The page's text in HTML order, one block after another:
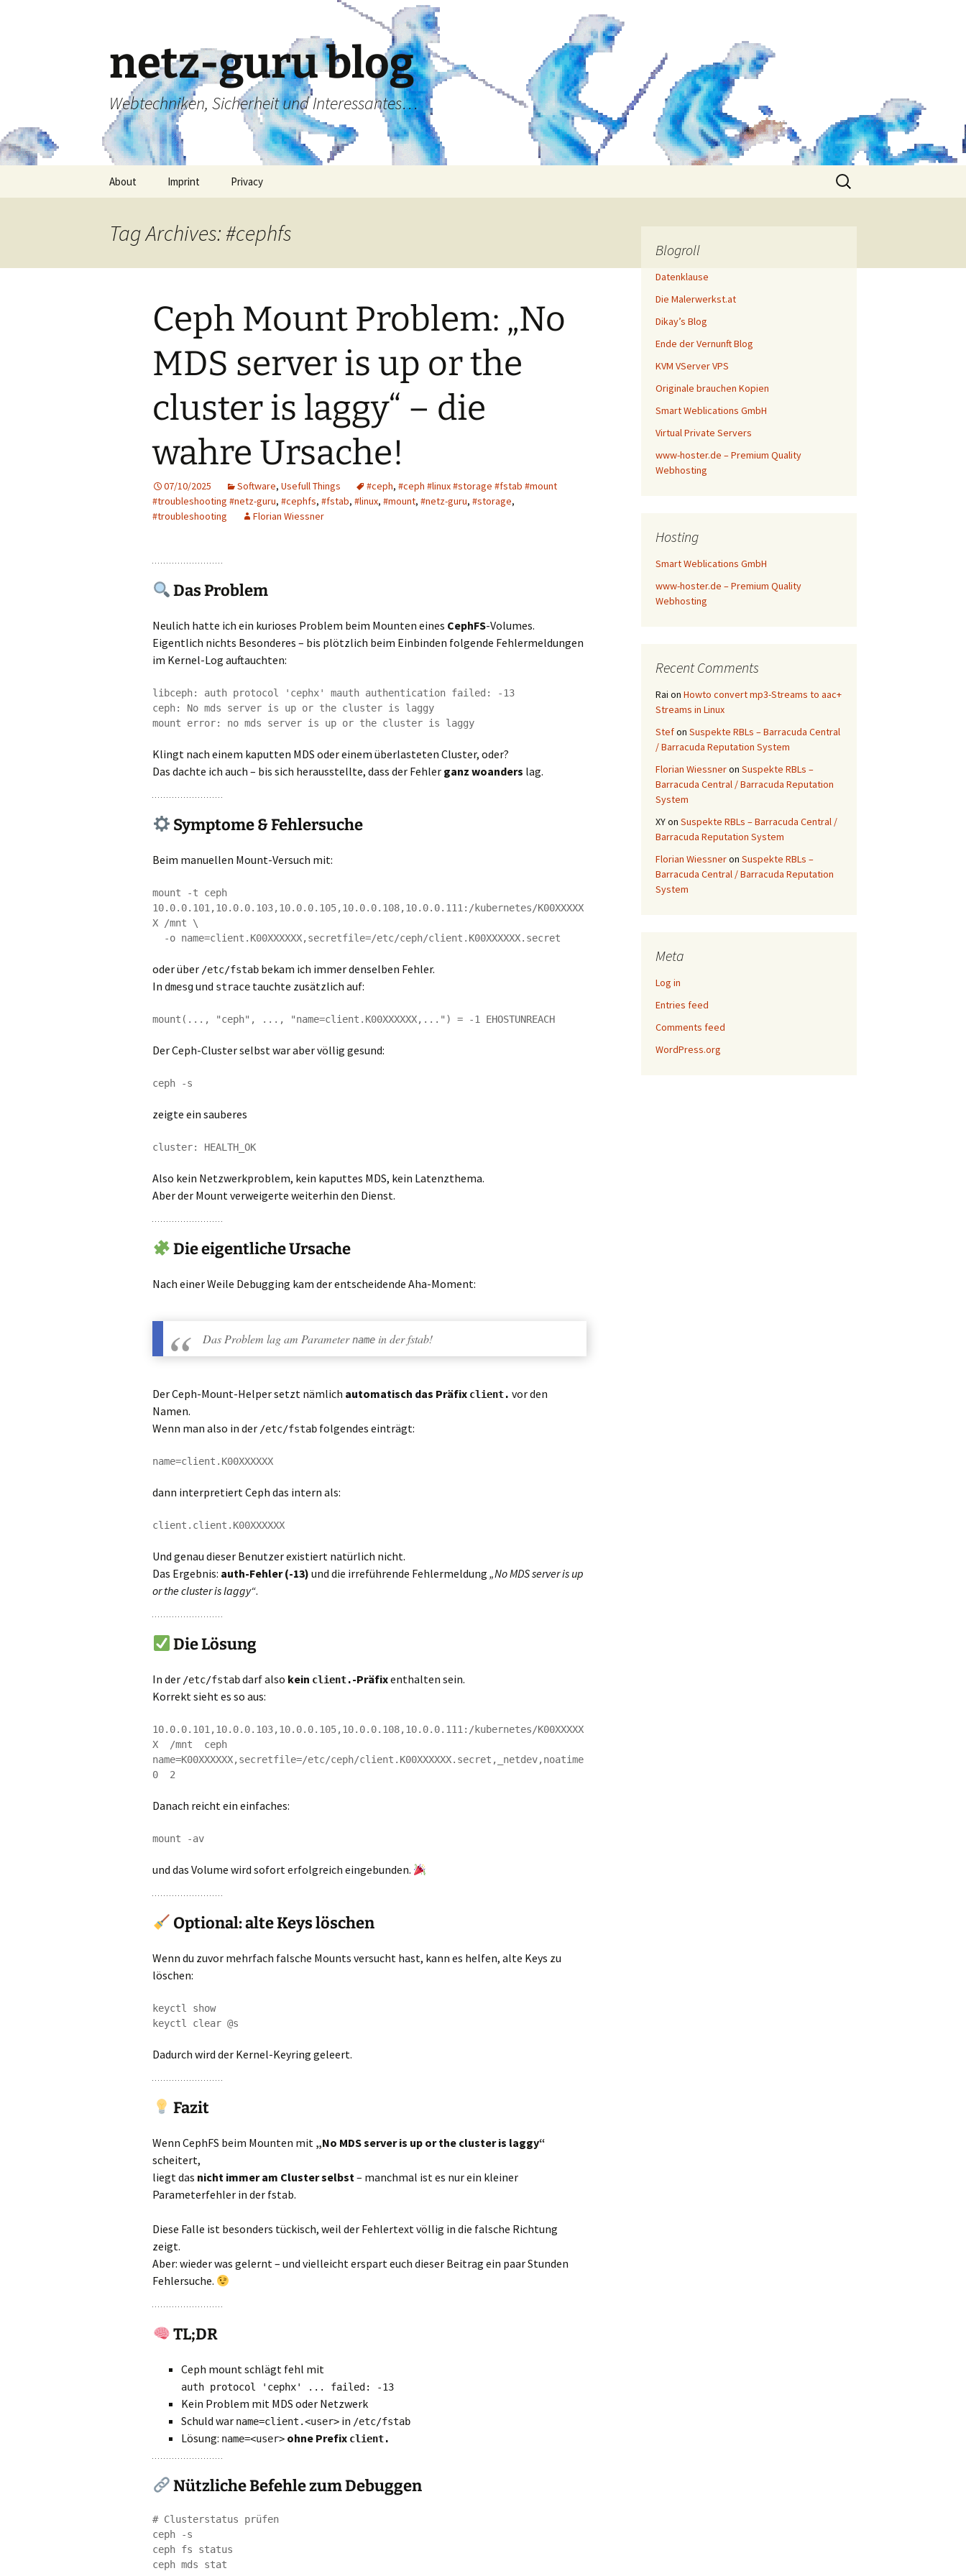
netz-guru blog
Webtechniken, Sicherheit und Interessantes…
About Imprint Privacy
Search
for:
Tag Archives: #cephfs
Ceph Mount Problem: „No
MDS server is up or the
cluster is laggy“ – die
wahre Ursache!
07/10/2025 Software, Usefull Things #ceph, #ceph #linux #storage #fstab #mount
#troubleshooting #netz-guru, #cephfs, #fstab, #linux, #mount, #netz-guru, #storage,
#troubleshooting
Florian Wiessner
Das Problem
Neulich hatte ich ein kurioses Problem beim Mounten eines CephFS-Volumes.
Eigentlich nichts Besonderes – bis plötzlich beim Einbinden folgende Fehlermeldungen
im Kernel-Log auftauchten:
libceph: auth protocol 'cephx' mauth authentication failed: -13
ceph: No mds server is up or the cluster is laggy
Klingt nach einem kaputten MDS oder einem überlasteten Cluster, oder?
Das dachte ich auch – bis sich herausstellte, dass der Fehler ganz woanders lag.
Symptome & Fehlersuche
Beim manuellen Mount-Versuch mit:
mount -t ceph
10.0.0.101,10.0.0.103,10.0.0.105,10.0.0.108,10.0.0.111:/kubernetes/K00XXXXX
X /mnt \
oder über /etc/fstab bekam ich immer denselben Fehler.
In dmesgund strace tauchte zusätzlich auf:
Der Ceph-Cluster selbst war aber völlig gesund:
zeigte ein sauberes
Also kein Netzwerkproblem, kein kaputtes MDS, kein Latenzthema.
Aber der Mount verweigerte weiterhin den Dienst.
Die eigentliche Ursache
Nach einer Weile Debugging kam der entscheidende Aha-Moment:
Das Problem lagam Parameter name in der fstab!
Der Ceph-Mount-Helper setzt nämlich automatisch das Präfix client. vor den
Namen.
Wenn man also in der /etc/fstab folgendes einträgt:
dann interpretiert Ceph das intern als:
Und genau dieser Benutzer existiert natürlich nicht.
Das Ergebnis: auth-Fehler (-13) und die irreführende Fehlermeldung „No MDS server is up
or the cluster is laggy“.
Die Lösung
In der /etc/fstabdarf also kein client.-Präfixenthalten sein.
Korrekt sieht es so aus:
10.0.0.101,10.0.0.103,10.0.0.105,10.0.0.108,10.0.0.111:/kubernetes/K00XXXXX
X  /mnt  ceph
name=K00XXXXXX,secretfile=/etc/ceph/client.K00XXXXXX.secret,_netdev,noatime
Danach reicht ein einfaches:
und das Volume wird sofort erfolgreich eingebunden.
Optional: alte Keys löschen
Wenn du zuvor mehrfach falsche Mounts versucht hast, kann es helfen, alte Keys zu
löschen:
keyctl show
Dadurch wird der Kernel-Keyring geleert.
Fazit
Wenn CephFS beim Mounten mit „No MDS server is up or the cluster is laggy“
scheitert,
liegt das nicht immer am Cluster selbst– manchmal ist es nur ein kleiner
Parameterfehler in der fstab.
Diese Falle ist besonders tückisch, weil der Fehlertext völlig in die falsche Richtung
zeigt.
Aber: wieder was gelernt – und vielleicht erspart euch dieser Beitrag ein paar Stunden
Fehlersuche.
TL;DR
Ceph mount schlägt fehl mit
auth protocol 'cephx' ... failed: -13
Kein Problem mit MDS oder Netzwerk
Schuld war name=client.<user> in /etc/fstab
Lösung: name=<user> ohne Prefix client.
Nützliche Befehle zum Debuggen
# Clusterstatus prüfen
ceph -s
ceph fs status
ceph mds stat
Blogroll
Datenklause
Die Malerwerkst.at
Dikay’s Blog
Ende der Vernunft Blog
KVM VServer VPS
Originale brauchen Kopien
Smart Weblications GmbH
Virtual Private Servers
www-hoster.de – Premium Quality
Webhosting
Hosting
Smart Weblications GmbH
www-hoster.de – Premium Quality
Webhosting
Recent Comments
Rai on Howto convert mp3-Streams to aac+
Streams in Linux
Stefon Suspekte RBLs – Barracuda Central
/ Barracuda Reputation System
Florian Wiessneron Suspekte RBLs –
Barracuda Central / Barracuda Reputation
System
XYon Suspekte RBLs – Barracuda Central /
Barracuda Reputation System
Florian Wiessneron Suspekte RBLs –
Barracuda Central / Barracuda Reputation
System
Meta
Log in
Entries feed
Comments feed
WordPress.org